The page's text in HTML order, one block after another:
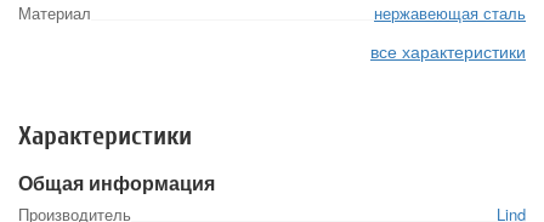
Материал нержавеющая сталь
все характеристики
Характеристики
Общая информация
Производитель
Lind